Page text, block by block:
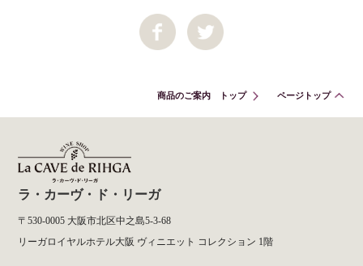
ページトップ
商品のご案内 トップ
ラ・カーヴ・ド・リーガ
〒530-0005 大阪市北区中之島5-3-68
リーガロイヤルホテル大阪 ヴィニエット コレクション 1階